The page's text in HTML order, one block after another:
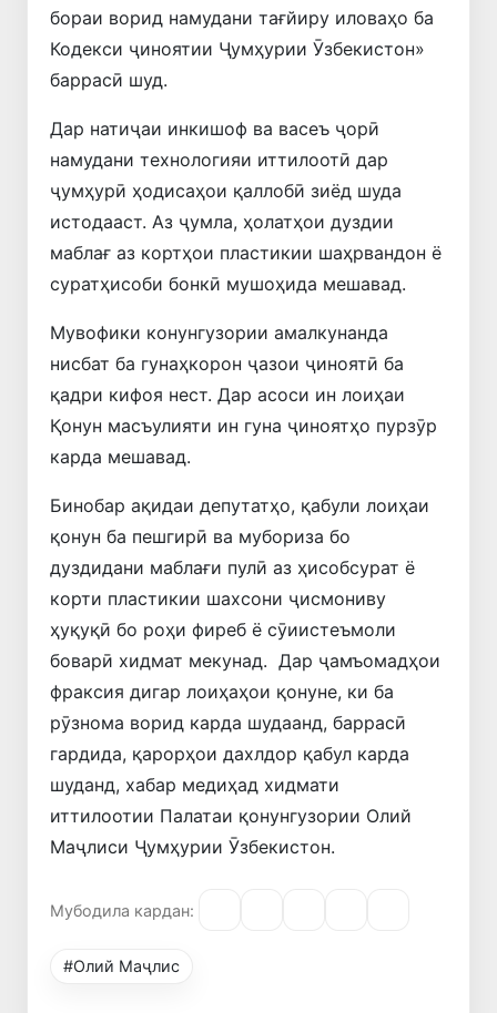
бораи ворид намудани тағйиру иловаҳо ба
Кодекси ҷиноятии Ҷумҳурии Ӯзбекистон»
баррасӣ шуд.
Дар натиҷаи инкишоф ва васеъ ҷорӣ
намудани технологияи иттилоотӣ дар
ҷумҳурӣ ҳодисаҳои қаллобӣ зиёд шуда
истодааст. Аз ҷумла, ҳолатҳои дуздии
маблағ аз кортҳои пластикии шаҳрвандон ё
суратҳисоби бонкӣ мушоҳида мешавад.
Мувофики конунгузории амалкунанда
нисбат ба гунаҳкорон ҷазои ҷиноятӣ ба
қадри кифоя нест. Дар асоси ин лоиҳаи
Қонун масъулияти ин гуна ҷиноятҳо пурзӯр
карда мешавад.
Бинобар ақидаи депутатҳо, қабули лоиҳаи
қонун ба пешгирӣ ва мубориза бо
дуздидани маблағи пулӣ аз ҳисобсурат ё
корти пластикии шахсони ҷисмониву
ҳуқуқӣ бо роҳи фиреб ё сӯиистеъмоли
боварӣ хидмат мекунад. Дар ҷамъомадҳои
фраксия дигар лоиҳаҳои қонуне, ки ба
рӯзнома ворид карда шудаанд, баррасӣ
гардида, қарорҳои дахлдор қабул карда
шуданд, хабар медиҳад хидмати
иттилоотии Палатаи қонунгузории Олий
Маҷлиси Ҷумҳурии Ӯзбекистон.
Мубодила кардан:
#Олий Маҷлис